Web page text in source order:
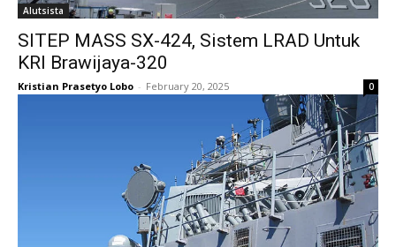
Alutsista
SITEP MASS SX-424, Sistem LRAD Untuk
KRI Brawijaya-320
Kristian Prasetyo Lobo - February 20, 2025 0